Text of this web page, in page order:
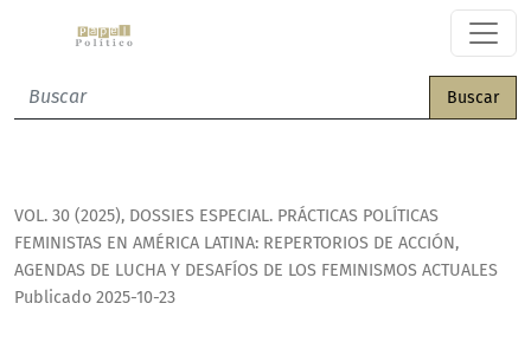
Prácticas políticas feministas en América Latina:
Buscar
VOL. 30 (2025), DOSSIES ESPECIAL. PRÁCTICAS POLÍTICAS
FEMINISTAS EN AMÉRICA LATINA: REPERTORIOS DE ACCIÓN,
AGENDAS DE LUCHA Y DESAFÍOS DE LOS FEMINISMOS ACTUALES
Publicado 2025-10-23